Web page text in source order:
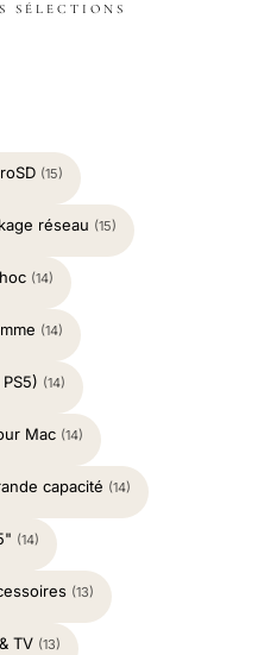
SÉLECTIONS
(15)
réseau (15)
(14)
(14)
(14)
Mac (14)
capacité (14)
(14)
(13)
TV (13)